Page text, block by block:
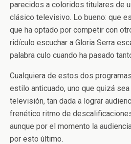
parecidos a coloridos titulares de
clásico televisivo. Lo bueno: que
que ha optado por competir con
ridículo escuchar a Gloria Serra
palabra culo cuando ha pasado
Cualquiera de estos dos
estilo anticuado, uno que quizá
televisión, tan dada a lograr
frenético ritmo de
aunque por el momento la
por esto último.